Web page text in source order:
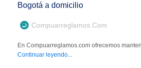
Bogotá a domicilio
Compuarreglamos.com
En Compuarreglamos.com ofrecemos
Continuar leyendo...